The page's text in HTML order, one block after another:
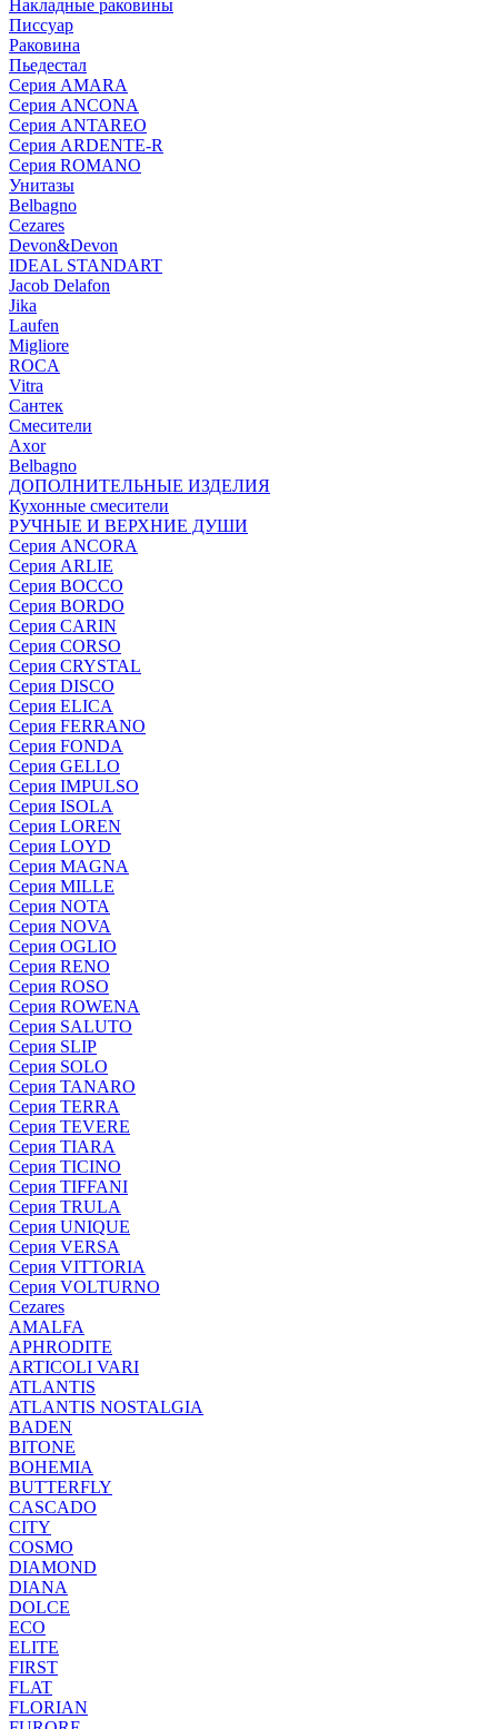
Накладные раковины
Писсуар
Раковина
Пьедестал
Серия AMARA
Серия ANCONA
Серия ANTAREO
Серия ARDENTE-R
Серия ROMANO
Унитазы
Belbagno
Cezares
Devon&Devon
IDEAL STANDART
Jacob Delafon
Jika
Laufen
Migliore
ROCA
Vitra
Сантек
Смесители
Axor
Belbagno
ДОПОЛНИТЕЛЬНЫЕ ИЗДЕЛИЯ
Кухонные смесители
РУЧНЫЕ И ВЕРХНИЕ ДУШИ
Серия ANCORA
Серия ARLIE
Серия BOCCO
Серия BORDO
Серия CARIN
Серия CORSO
Серия CRYSTAL
Серия DISCO
Серия ELICA
Серия FERRANO
Серия FONDA
Серия GELLO
Серия IMPULSO
Серия ISOLA
Серия LOREN
Серия LOYD
Серия MAGNA
Серия MILLE
Серия NOTA
Серия NOVA
Серия OGLIO
Серия RENO
Серия ROSO
Серия ROWENA
Серия SALUTO
Серия SLIP
Серия SOLO
Серия TANARO
Серия TERRA
Серия TEVERE
Серия TIARA
Серия TICINO
Серия TIFFANI
Серия TRULA
Серия UNIQUE
Серия VERSA
Серия VITTORIA
Серия VOLTURNO
Cezares
AMALFA
APHRODITE
ARTICOLI VARI
ATLANTIS
ATLANTIS NOSTALGIA
BADEN
BITONE
BOHEMIA
BUTTERFLY
CASCADO
CITY
COSMO
DIAMOND
DIANA
DOLCE
ECO
ELITE
FIRST
FLAT
FLORIAN